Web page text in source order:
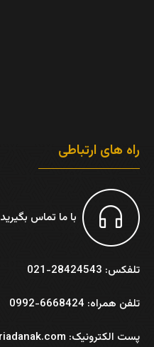
راه های ارتباطی
با ما تماس بگیرید
تلفکس: 28424543-021
تلفن همراه: 6668424-0992
پست الکترونیک: info{at}ariadanak.com